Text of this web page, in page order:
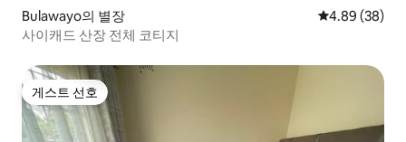
Bulawayo의 별장 평점 4.89점(5
4.89 (38)
사이캐드 산장 전체 코티지
게스트 선호
게스트 선호